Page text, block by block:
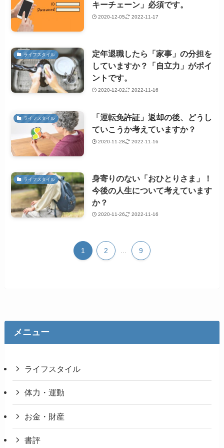
キーチェーン」必須です。
2020-12-05 2022-11-17
ライフスタイル
定年退職したら「家事」の分担を
していますか？「自立力」がポイ
ントです。
2020-12-02 2022-11-16
ライフスタイル
「運転免許証」返却の後、どうし
ていこうか考えていますか？
2020-11-28 2022-11-16
ライフスタイル
身寄りのない「おひとりさま」！
今後の人生について考えています
か？
2020-11-26 2022-11-16
1 2 ... 9
メニュー
ライフスタイル
体力・運動
お金・財産
書評